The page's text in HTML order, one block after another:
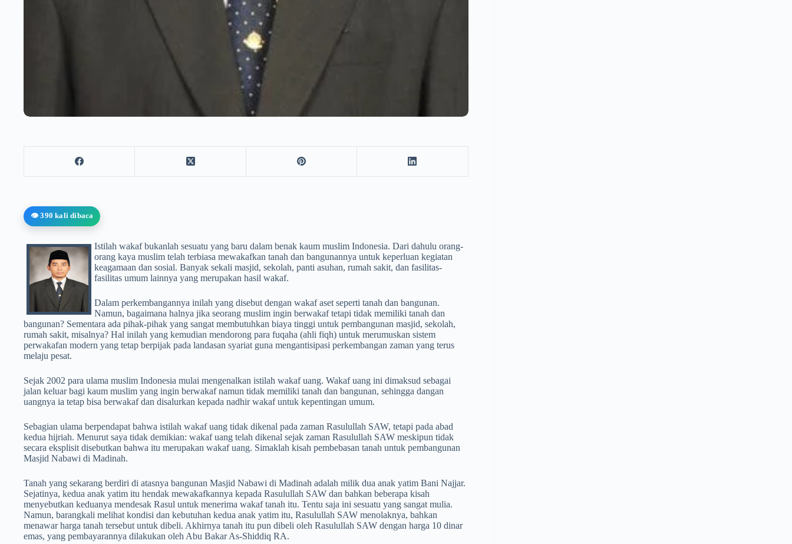
👁️ 390 kali dibaca
Istilah wakaf bukanlah sesuatu yang baru dalam benak kaum muslim Indonesia. Dari dahulu orang-
orang kaya muslim telah terbiasa mewakafkan tanah dan bangunannya untuk keperluan kegiatan
keagamaan dan sosial. Banyak sekali masjid, sekolah, panti asuhan, rumah sakit, dan fasilitas-
fasilitas umum lainnya yang merupakan hasil wakaf.
Dalam perkembangannya inilah yang disebut dengan wakaf aset seperti tanah dan bangunan.
Namun, bagaimana halnya jika seorang muslim ingin berwakaf tetapi tidak memiliki tanah dan
bangunan? Sementara ada pihak-pihak yang sangat membutuhkan biaya tinggi untuk pembangunan masjid, sekolah,
rumah sakit, misalnya? Hal inilah yang kemudian mendorong para fuqaha (ahli fiqh) untuk merumuskan sistem
perwakafan modern yang tetap berpijak pada landasan syariat guna mengantisipasi perkembangan zaman yang terus
melaju pesat.
Sejak 2002 para ulama muslim Indonesia mulai mengenalkan istilah wakaf uang. Wakaf uang ini dimaksud sebagai
jalan keluar bagi kaum muslim yang ingin berwakaf namun tidak memiliki tanah dan bangunan, sehingga dangan
uangnya ia tetap bisa berwakaf dan disalurkan kepada nadhir wakaf untuk kepentingan umum.
Sebagian ulama berpendapat bahwa istilah wakaf uang tidak dikenal pada zaman Rasulullah SAW, tetapi pada abad
kedua hijriah. Menurut saya tidak demikian: wakaf uang telah dikenal sejak zaman Rasulullah SAW meskipun tidak
secara eksplisit disebutkan bahwa itu merupakan wakaf uang. Simaklah kisah pembebasan tanah untuk pembangunan
Masjid Nabawi di Madinah.
Tanah yang sekarang berdiri di atasnya bangunan Masjid Nabawi di Madinah adalah milik dua anak yatim Bani Najjar.
Sejatinya, kedua anak yatim itu hendak mewakafkannya kepada Rasulullah SAW dan bahkan beberapa kisah
menyebutkan keduanya mendesak Rasul untuk menerima wakaf tanah itu. Tentu saja ini sesuatu yang sangat mulia.
Namun, barangkali melihat kondisi dan kebutuhan kedua anak yatim itu, Rasulullah SAW menolaknya, bahkan
menawar harga tanah tersebut untuk dibeli. Akhirnya tanah itu pun dibeli oleh Rasulullah SAW dengan harga 10 dinar
emas, yang pembayarannya dilakukan oleh Abu Bakar As-Shiddiq RA.